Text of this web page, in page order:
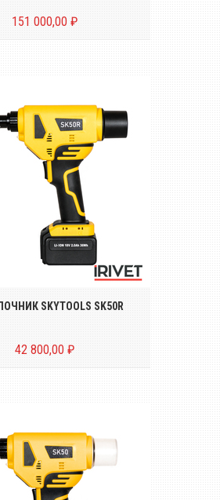
151 000,00 ₽
инструмент для
заклёпок размером
SKYTOOLS SK50R
42 800,00 ₽